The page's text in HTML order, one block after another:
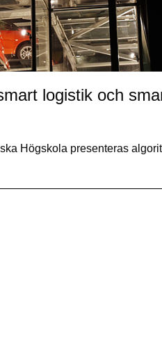
logistik och
Högskola presenteras